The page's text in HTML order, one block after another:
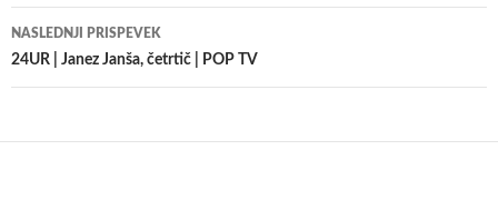
prispevkih
NASLEDNJI PRISPEVEK
24UR | Janez Janša, četrtič | POP TV